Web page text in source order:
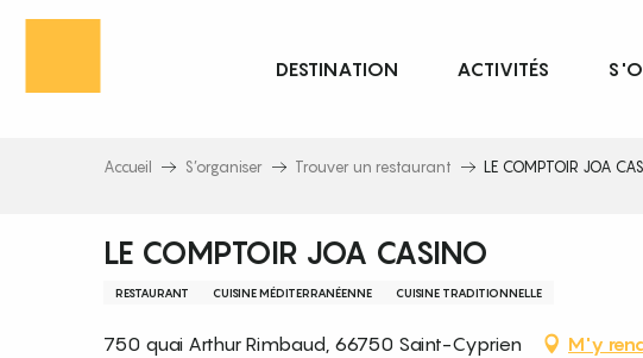
Aller
principal
DESTINATION ACTIVITÉS
Accueil S’organiser Trouver un restaurant LE COMPTOIR JOA
LE COMPTOIR JOA CASINO
RESTAURANT CUISINE MÉDITERRANÉENNE CUISINE TRADITIONNELLE
750 quai Arthur Rimbaud, 66750 Saint-Cyprien M'y